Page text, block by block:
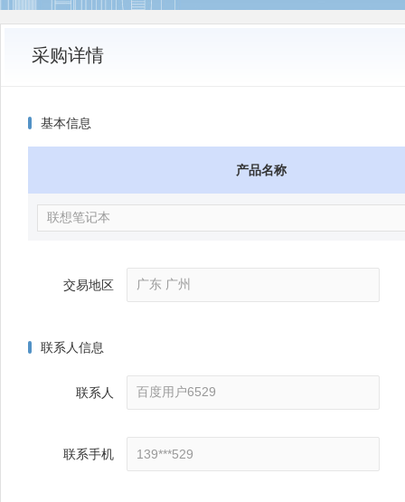
采购详情
基本信息
产品名称
交易地区
联系人信息
联系人
联系手机